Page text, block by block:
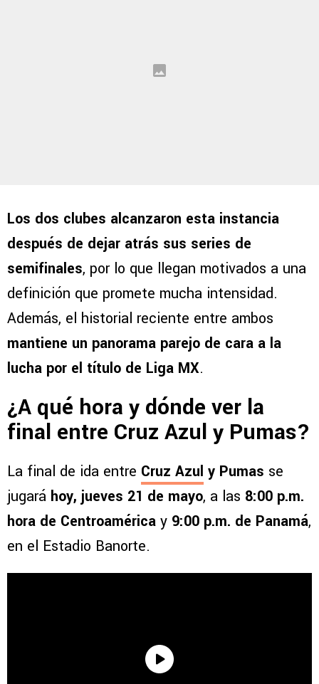
Los dos clubes alcanzaron esta instancia
después de dejar atrás sus series de
semifinales, por lo que llegan motivados a una
definición que promete mucha intensidad.
Además, el historial reciente entre ambos
mantiene un panorama parejo de cara a la
lucha por el título de Liga MX.
¿A qué hora y dónde ver la
final entre Cruz Azul y Pumas?
La final de ida entre Cruz Azul y Pumas se
jugará hoy, jueves 21 de mayo, a las 8:00 p.m.
hora de Centroamérica y 9:00 p.m. de Panamá,
en el Estadio Banorte.